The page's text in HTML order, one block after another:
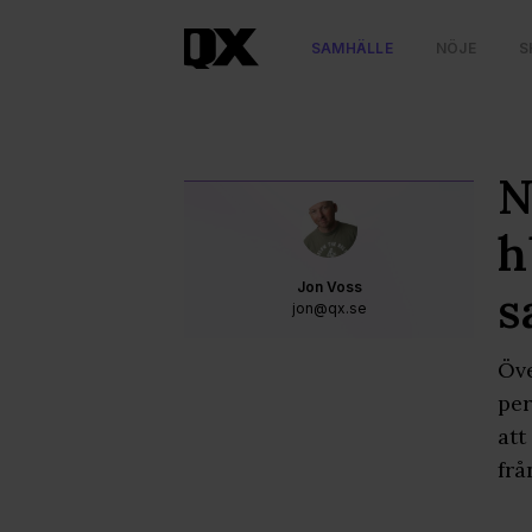
SAMHÄLLE NÖJE
Jon Voss
jon@qx.se
att